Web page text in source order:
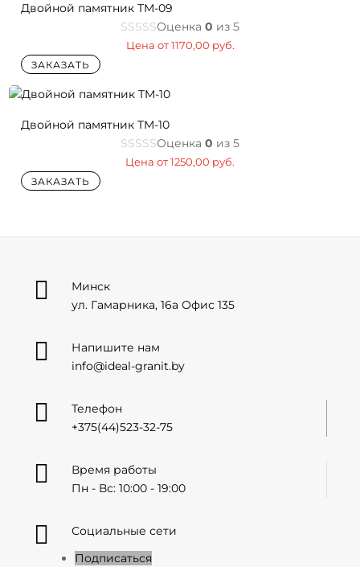
Двойной памятник TM-09
Оценка 0 из 5
Цена от1170,00 руб.
ЗАКАЗАТЬ
Двойной памятник TM-10
Оценка 0 из 5
Цена от1250,00 руб.
ЗАКАЗАТЬ

Минск
ул. Гамарника, 16а Офис 135

Напишите нам
info@ideal-granit.by

Телефон
+375(44)523-32-75

Время работы
Пн - Вс: 10:00 - 19:00

Социальные сети
Подписаться